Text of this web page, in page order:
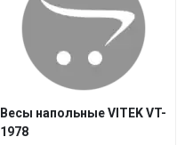
Весы напольные VITEK VT-
1978